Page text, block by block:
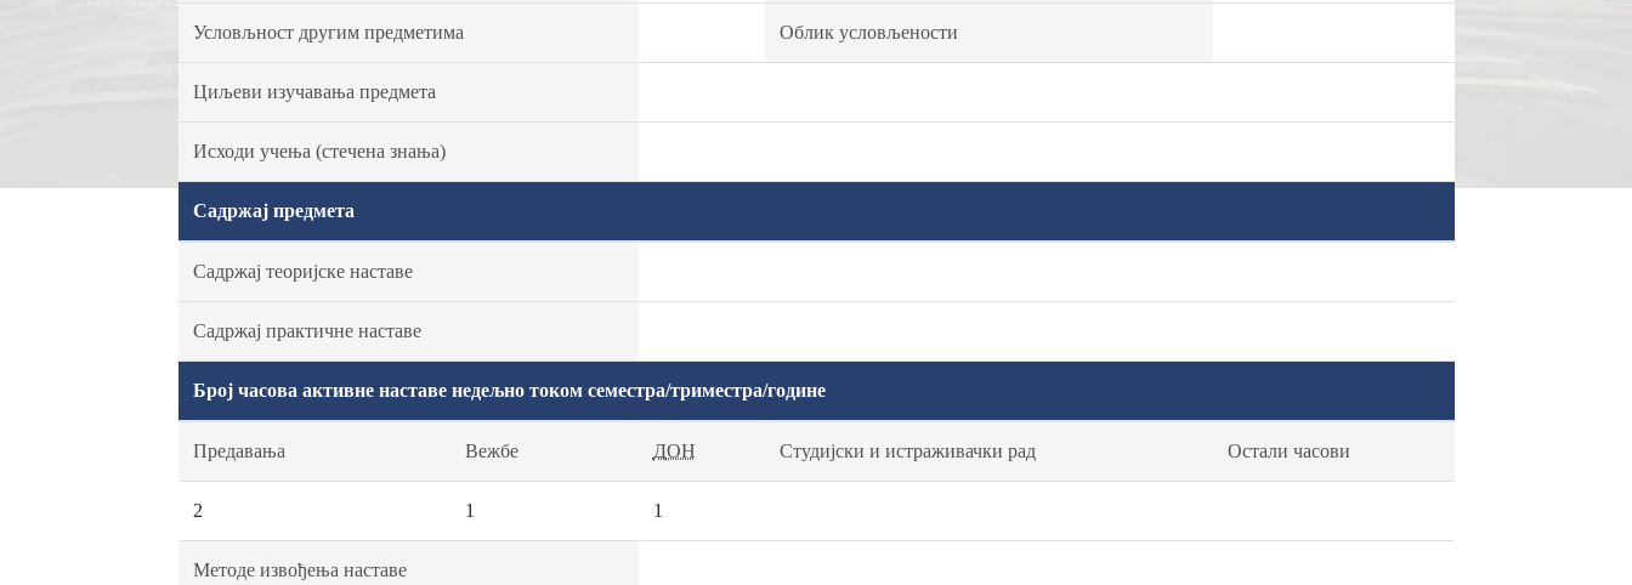
Условљност другим предметима Облик условљености
Циљеви изучавања предмета
Исходи учења (стечена знања)
Садржај предмета
Садржај теоријске наставе
Садржај практичне наставе
Број часова активне наставе недељно током семестра/триместра/године
Предавања Вежбе ДОН Студијски и истраживачки рад Остали часови
2 1 1
Методе извођења наставе